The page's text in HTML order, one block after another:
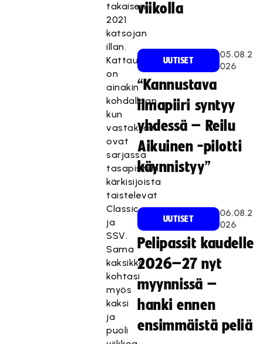
takaisen
2021
katsojan
illan.
Kattaus
on
ainakin
kohdallaan
kun
vastakkain
ovat
sarjassa
tasapistein
kärkisijoista
taistelevat
Classic
ja
SSV.
Sama
kaksikko
kohtasi
myös
kaksi
ja
puoli
viikolla
UUTISET
05.08.2
026
“Kannustava
ilmapiiri syntyy
yhdessä – Reilu
Aikuinen -pilotti
käynnistyy”
UUTISET
06.08.2
026
Pelipassit kaudelle
2026–27 nyt
myynnissä –
hanki ennen
ensimmäistä peliä